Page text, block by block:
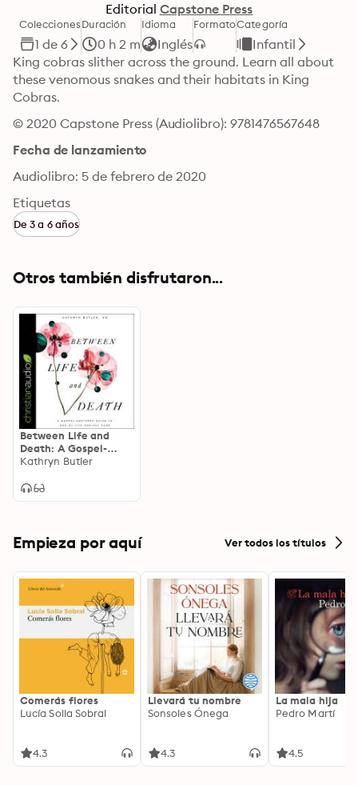
Editorial Capstone Press
Colecciones
1 de 6
Duración
0 h 2 m
Idioma
Inglés
FormatoCategoría
Infantil
King cobras slither across the ground. Learn all about
these venomous snakes and their habitats in King
Cobras.
© 2020 Capstone Press (Audiolibro): 9781476567648
Fecha de lanzamiento
Audiolibro: 5 de febrero de 2020
Etiquetas
De 3 a 6 años
Otros también disfrutaron...
Between Life and
Death: A Gospel-
Centered Guide to
Care
Kathryn Butler
Empieza por aquí Ver todos los títulos
Comerás flores
Lucía Solla Sobral
4.3
Llevará tu nombre
Sonsoles Ónega
4.3
La mala hija
Pedro Martí
4.5